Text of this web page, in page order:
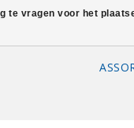
te vragen voor het